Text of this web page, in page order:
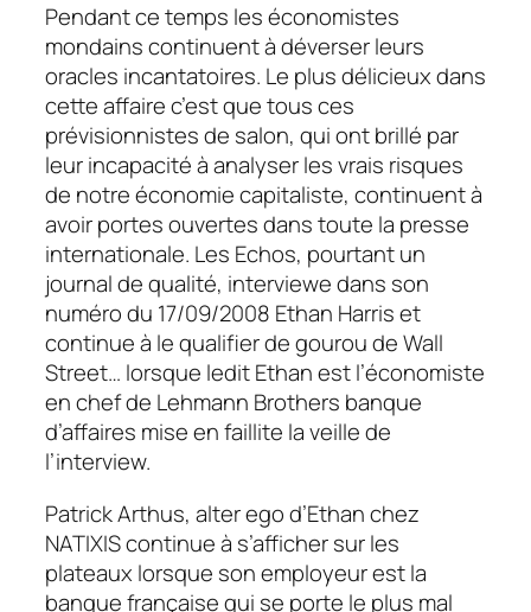
Pendant ce temps les économistes
mondains continuent à déverser leurs
oracles incantatoires. Le plus délicieux dans
cette affaire c’est que tous ces
prévisionnistes de salon, qui ont brillé par
leur incapacité à analyser les vrais risques
de notre économie capitaliste, continuent à
avoir portes ouvertes dans toute la presse
internationale. Les Echos, pourtant un
journal de qualité, interviewe dans son
numéro du 17/09/2008 Ethan Harris et
continue à le qualifier degourou de Wall
Street… lorsque ledit Ethan est l’économiste
en chef de Lehmann Brothers banque
d’affaires mise en faillite la veille de
l’interview.
Patrick Arthus, alter ego d’Ethan chez
NATIXIS continue à s’afficher sur les
plateaux lorsque son employeur est la
banque française qui se porte le plus mal